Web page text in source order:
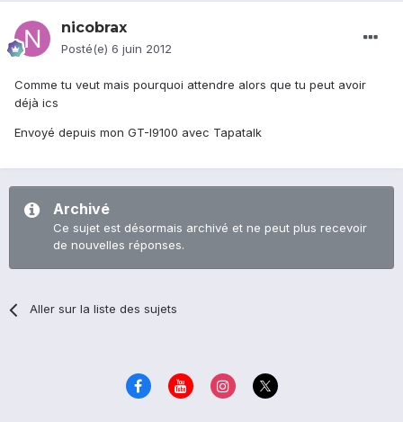
nicobrax
Posté(e) 6 juin 2012
Comme tu veut mais pourquoi attendre alors que tu peut avoir
déjà ics
Envoyé depuis mon GT-I9100 avec Tapatalk
Archivé
Ce sujet est désormais archivé et ne peut plus recevoir
de nouvelles réponses.
Aller sur la liste des sujets